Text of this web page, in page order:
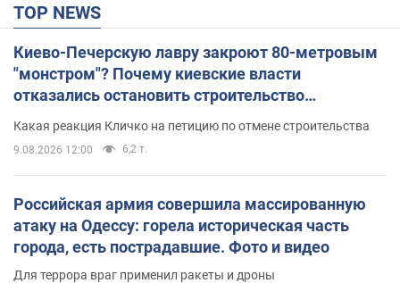
TOP NEWS
Киево-Печерскую лавру закроют 80-метровым
"монстром"? Почему киевские власти
отказались остановить строительство
Какая реакция Кличко на петицию по отмене строительства
9.08.2026 12:00 6,2 т.
Российская армия совершила массированную
атаку на Одессу: горела историческая часть
города, есть пострадавшие. Фото и видео
Для террора враг применил ракеты и дроны